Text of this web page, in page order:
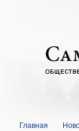
Главная